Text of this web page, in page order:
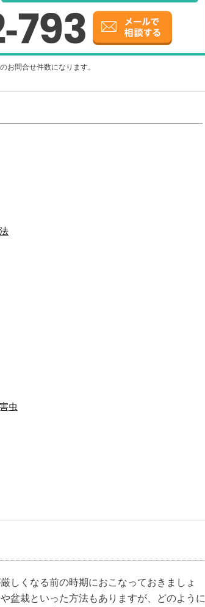
793
お問合せ件数になります。
虫
しくなる前の時期におこなっておきましょ
盆栽といった方法もありますが、どのように